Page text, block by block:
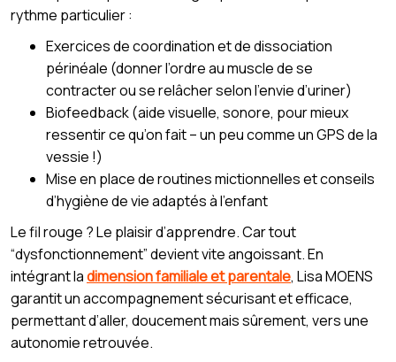
rythme particulier :
Exercices de coordination et de dissociation
périnéale (donner l’ordre au muscle de se
contracter ou se relâcher selon l’envie d’uriner)
Biofeedback (aide visuelle, sonore, pour mieux
ressentir ce qu’on fait – un peu comme un GPS de la
vessie !)
Mise en place de routines mictionnelles et conseils
d’hygiène de vie adaptés à l’enfant
Le fil rouge ? Le plaisir d’apprendre. Car tout
“dysfonctionnement” devient vite angoissant. En
intégrant ladimension familiale et parentale, Lisa MOENS
garantit un accompagnement sécurisant et efficace,
permettant d’aller, doucement mais sûrement, vers une
autonomie retrouvée.